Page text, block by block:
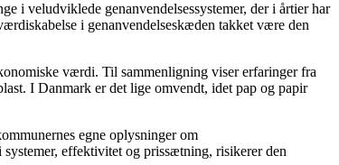
i veludviklede genanvendelsessystemer, der i årtier har
i genanvendelseskæden takket være den
værdi. Til sammenligning viser erfaringer fra
I Danmark er det lige omvendt, idet pap og papir
egne oplysninger om
effektivitet og prissætning, risikerer den